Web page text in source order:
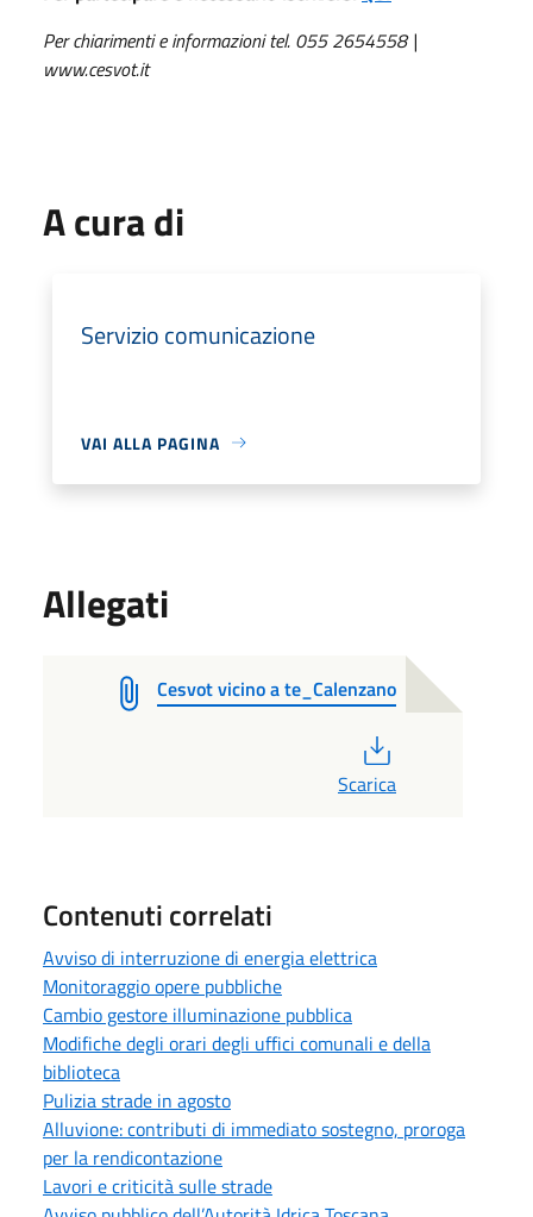
Per chiarimenti e informazioni tel. 055 2654558 |
www.cesvot.it
A cura di
Servizio comunicazione
VAI ALLA PAGINA
Allegati
Cesvot vicino a te_Calenzano
Scarica
Contenuti correlati
Avviso di interruzione di energia elettrica
Monitoraggio opere pubbliche
Cambio gestore illuminazione pubblica
Modifiche degli orari degli uffici comunali e della
biblioteca
Pulizia strade in agosto
Alluvione: contributi di immediato sostegno, proroga
per la rendicontazione
Lavori e criticità sulle strade